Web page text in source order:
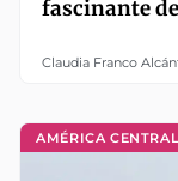
fascinante
Claudia Franco
AMÉRICA